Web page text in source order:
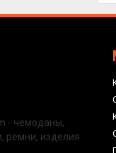
- чемоданы,
ремни, изделия